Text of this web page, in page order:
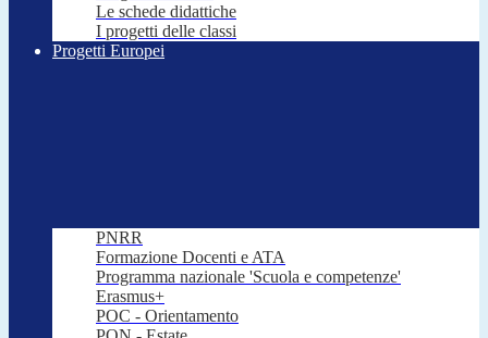
Le schede didattiche
I progetti delle classi
Progetti Europei
PNRR
Formazione Docenti e ATA
Programma nazionale 'Scuola e competenze'
Erasmus+
POC - Orientamento